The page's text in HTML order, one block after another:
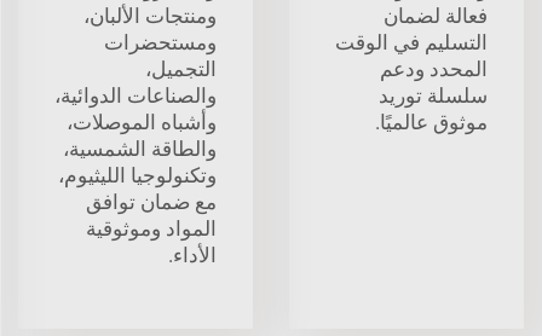
فعالة لضمان
التسليم في الوقت
المحدد ودعم
سلسلة توريد
موثوق عالميًا.
ومنتجات الألبان،
ومستحضرات
التجميل،
والصناعات الدوائية،
وأشباه الموصلات،
والطاقة الشمسية،
وتكنولوجيا الليثيوم،
مع ضمان توافق
المواد وموثوقية
الأداء.